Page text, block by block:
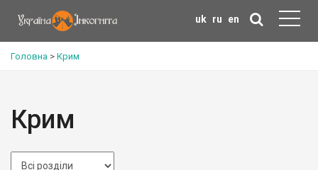
uk ru en
Головна > Крим
Крим